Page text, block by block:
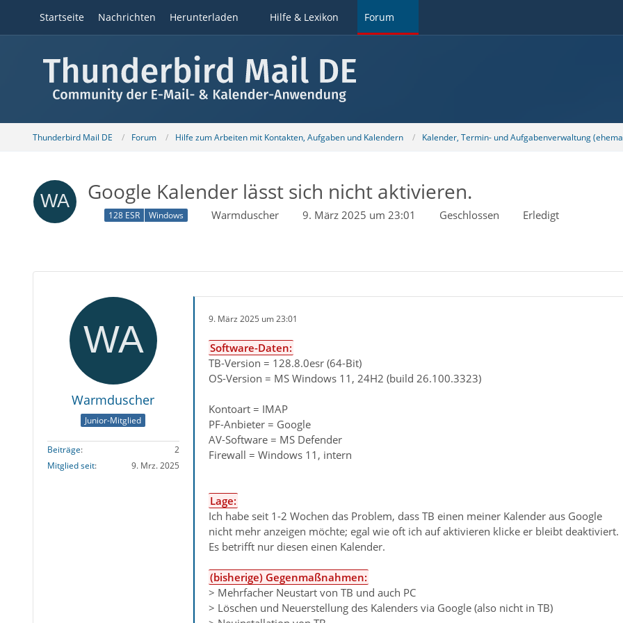
Startseite Nachrichten Herunterladen Hilfe & Lexikon Forum
Thunderbird Mail DE Forum Hilfe zum Arbeiten mit Kontakten, Aufgaben und Kalendern Kalender, Termin- und Aufgabenverwaltung
Google Kalender lässt sich nicht aktivieren.
128 ESR Windows Warmduscher 9. März 2025 um 23:01 Geschlossen Erledigt
Warmduscher
Junior-Mitglied
Beiträge
2
Mitglied seit
9. Mrz. 2025
9. März 2025 um 23:01
Software-Daten:
TB-Version = 128.8.0esr (64-Bit)
OS-Version = MS Windows 11, 24H2 (build 26.100.3323)
Kontoart = IMAP
PF-Anbieter = Google
AV-Software = MS Defender
Firewall = Windows 11, intern
Lage:
Ich habe seit 1-2 Wochen das Problem, dass TB einen meiner Kalender aus Google
nicht mehr anzeigen möchte; egal wie oft ich auf aktivieren klicke er bleibt deaktiviert.
Es betrifft nur diesen einen Kalender.
(bisherige) Gegenmaßnahmen:
> Mehrfacher Neustart von TB und auch PC
> Löschen und Neuerstellung des Kalenders via Google (also nicht in TB)